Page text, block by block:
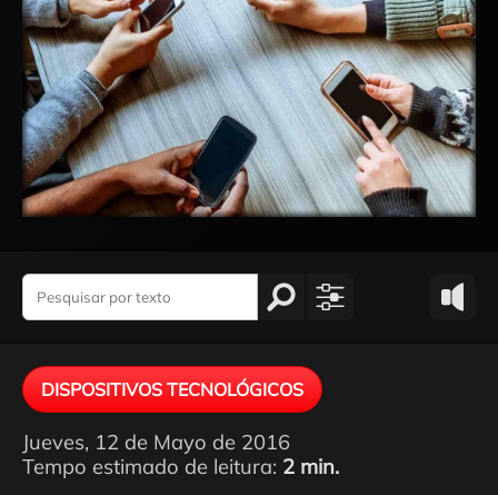
DISPOSITIVOS TECNOLÓGICOS
Jueves, 12 de Mayo de 2016
Tempo estimado de leitura: 2 min.